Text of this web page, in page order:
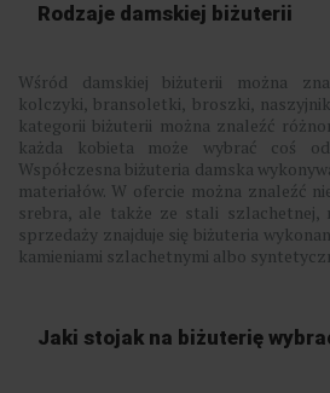
Rodzaje damskiej biżuterii
Wśród damskiej biżuterii można
kolczyki, bransoletki, broszki,
kategorii biżuterii można znaleźć
każda kobieta może wybrać coś
Współczesna biżuteria damska
materiałów. W ofercie można znaleźć
srebra, ale także ze stali szlachetnej,
sprzedaży znajduje się biżuteria
kamieniami szlachetnymi albo
Jaki stojak na biżuterię